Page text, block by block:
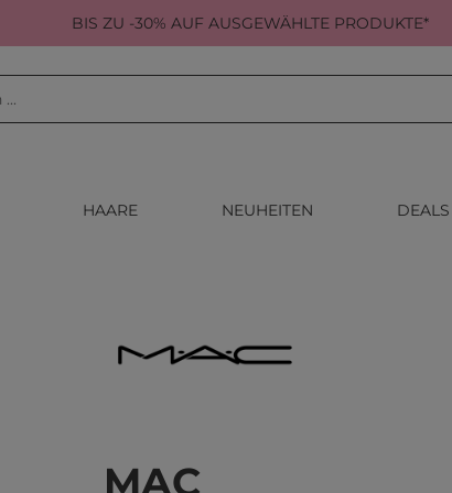
BIS ZU -30% AUF AUSGEWÄHLTE PRODUKTE*
HAARE NEUHEITEN DEALS
MAC